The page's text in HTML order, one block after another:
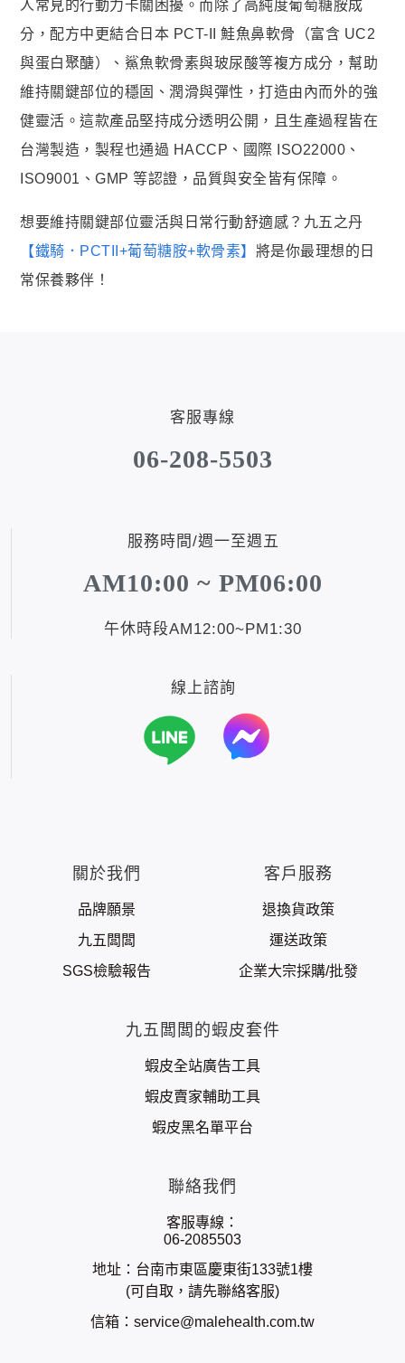
人常見的行動力卡關困擾。而除了高純度葡萄糖胺成
分，配方中更結合日本 PCT-II 鮭魚鼻軟骨（富含 UC2
與蛋白聚醣）、鯊魚軟骨素與玻尿酸等複方成分，幫助
維持關鍵部位的穩固、潤滑與彈性，打造由內而外的強
健靈活。這款產品堅持成分透明公開，且生產過程皆在
台灣製造，製程也通過 HACCP、國際 ISO22000、
ISO9001、GMP 等認證，品質與安全皆有保障。
想要維持關鍵部位靈活與日常行動舒適感？九五之丹
【鐵騎．PCTII+葡萄糖胺+軟骨素】 將是你最理想的日
常保養夥伴！
客服專線
06-208-5503
服務時間/週一至週五
AM10:00 ~ PM06:00
午休時段AM12:00~PM1:30
線上諮詢
關於我們
品牌願景
九五闆闆
SGS檢驗報告
客戶服務
退換貨政策
運送政策
企業大宗採購/批發
九五闆闆的蝦皮套件
蝦皮全站廣告工具
蝦皮賣家輔助工具
蝦皮黑名單平台
聯絡我們
客服專線：
06-2085503
地址：台南市東區慶東街133號1樓
(可自取，請先聯絡客服)
信箱： service@malehealth.com.tw